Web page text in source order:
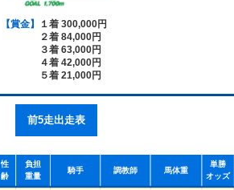
【賞金】
１着 300,000円
２着 84,000円
３着 63,000円
４着 42,000円
５着 21,000円
前5走出走表
性
齢
負担
重量
騎手 調教師 馬体重
単勝
オッズ